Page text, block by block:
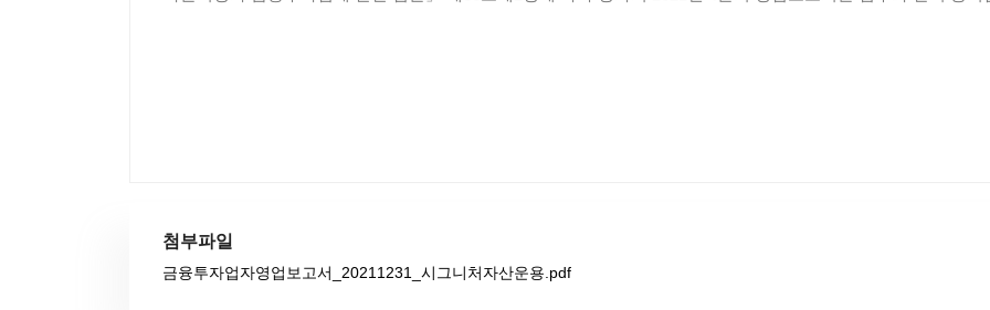
첨부파일
금융투자업자영업보고서_20211231_시그니처자산운용.pdf